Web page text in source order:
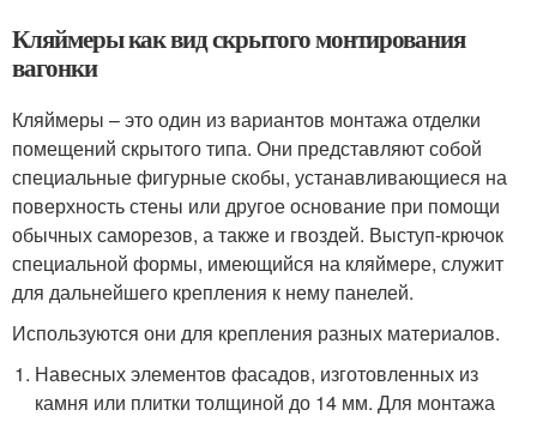
Кляймеры как вид скрытого монтирования
вагонки
Кляймеры – это один из вариантов монтажа отделки
помещений скрытого типа. Они представляют собой
специальные фигурные скобы, устанавливающиеся на
поверхность стены или другое основание при помощи
обычных саморезов, а также и гвоздей. Выступ-крючок
специальной формы, имеющийся на кляймере, служит
для дальнейшего крепления к нему панелей.
Используются они для крепления разных материалов.
Навесных элементов фасадов, изготовленных из
камня или плитки толщиной до 14 мм. Для монтажа